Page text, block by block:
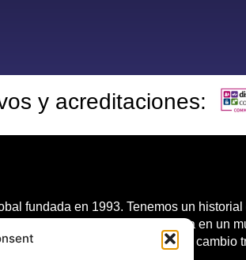
y acreditaciones:
fundada en 1993. Tenemos un
clientes una ventaja competitiva en un
global líder en personas y cambio